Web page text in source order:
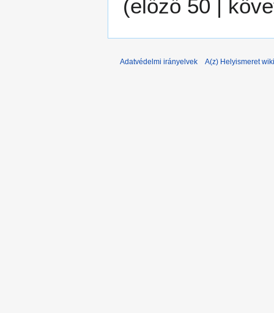
(előző 50 |
Adatvédelmi irányelvek A(z) Helyismeret